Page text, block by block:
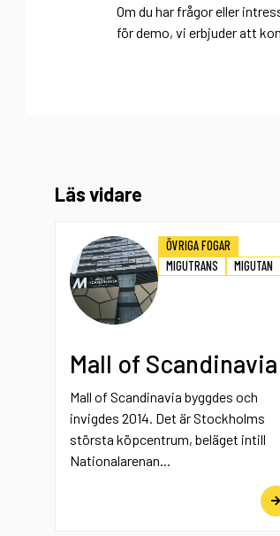
Om du har frågor eller
för demo, vi erbjuder att
Läs vidare
ÖVRIGA FOGAR
MIGUTRANS
MIGUTAN
Mall of Scandinavia
Mall of Scandinavia byggdes och
invigdes 2014. Det är Stockholms
största köpcentrum, beläget intill
Nationalarenan...